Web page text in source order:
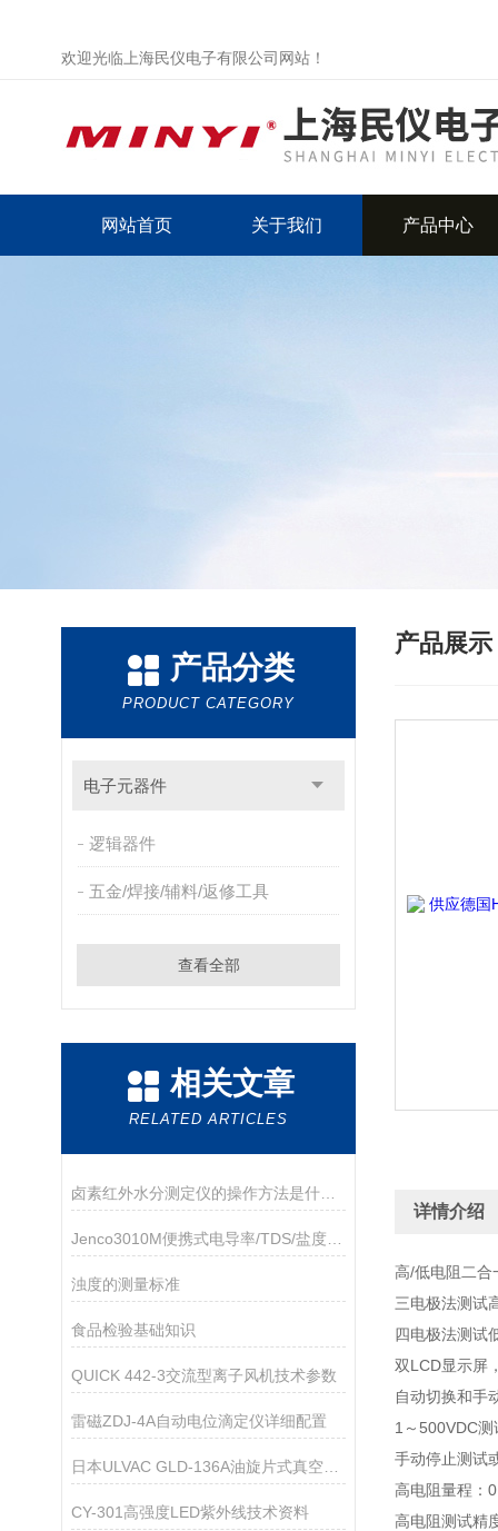
欢迎光临上海民仪电子有限公司网站！
网站首页 关于我们 产品中心
产品分类
PRODUCT CATEGORY
电子元器件
逻辑器件
五金/焊接/辅料/返修工具
查看全部
相关文章
RELATED ARTICLES
卤素红外水分测定仪的操作方法是什么呢？
浊度的测量标准
食品检验基础知识
QUICK 442-3交流型离子风机技术参数
雷磁ZDJ-4A自动电位滴定仪详细配置
CY-301高强度LED紫外线技术资料
产品展示
详情介绍
高/低电阻二合
三电极法测试
四电极法测试
双LCD显示屏
自动切换和手
1～500VDC
手动停止测试
高电阻量程：
高电阻测试精